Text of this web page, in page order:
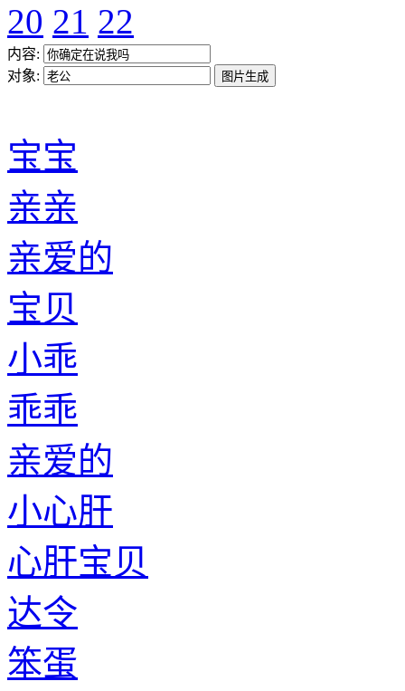
20 21 22
内容:
对象:
宝宝
亲亲
亲爱的
宝贝
小乖
乖乖
亲爱的
小心肝
心肝宝贝
达令
笨蛋